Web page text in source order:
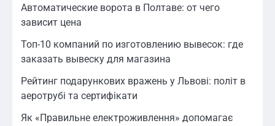
Автоматические ворота в Полтаве: от чего
зависит цена
Топ-10 компаний по изготовлению вывесок: где
заказать вывеску для магазина
Рейтинг подарункових вражень у Львові: політ в
аеротрубі та сертифікати
Як «Правильне електроживлення» допомагає